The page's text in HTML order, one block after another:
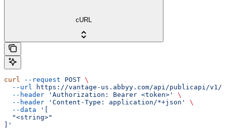
cURL
curl --request POST \
  --url
https://vantage-us.abbyy.com/api/publicapi/
  --header
'Authorization: Bearer <token>'
\
  --header
'Content-Type: application/*+json'
\
  --data
'[
  "<string>"
]'